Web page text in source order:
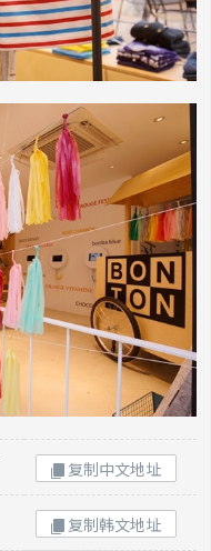
复制中文地址
复制韩文地址